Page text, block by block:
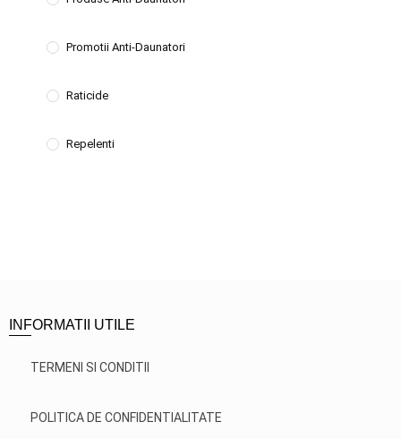
Promotii Anti-Daunatori
Raticide
Repelenti
INFORMATII UTILE
TERMENI SI CONDITII
POLITICA DE CONFIDENTIALITATE